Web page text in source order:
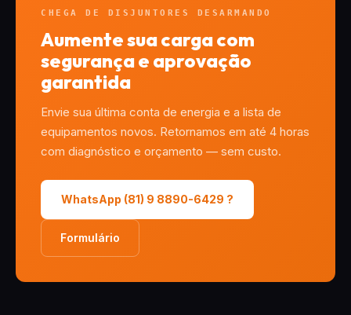
CHEGA DE DISJUNTORES DESARMANDO
Aumente sua carga com
segurança e aprovação
garantida
Envie sua última conta de energia e a lista de
equipamentos novos. Retornamos em até 4 horas
com diagnóstico e orçamento — sem custo.
WhatsApp (81) 9 8890-6429 ?
Formulário